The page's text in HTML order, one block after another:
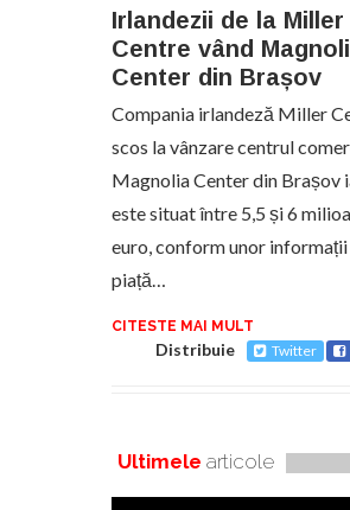
Irlandezii de la Miller
Centre vând
Center din Brașov
Compania irlandeză Miller
scos la vânzare centrul
Magnolia Center din Brașov
este situat între 5,5 și 6
euro, conform unor informații
piață…
CITESTE MAI MULT
Distribuie Twitter
Ultimele articole